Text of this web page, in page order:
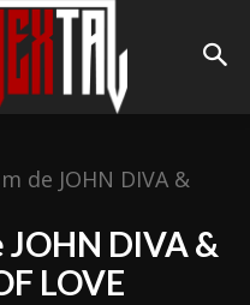
de JOHN DIVA &
DIVA &
LOVE